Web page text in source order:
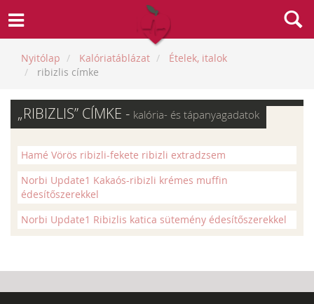
Nyitólap Kalóriatáblázat
Ételek, italok
ribizlis címke
„RIBIZLIS” CÍMKE - kalória- és tápanyagadatok
Hamé Vörös ribizli-fekete ribizli extradzsem
Norbi Update1 Kakaós-ribizli krémes muffin
édesítőszerekkel
Norbi Update1 Ribizlis katica sütemény édesítőszerekkel